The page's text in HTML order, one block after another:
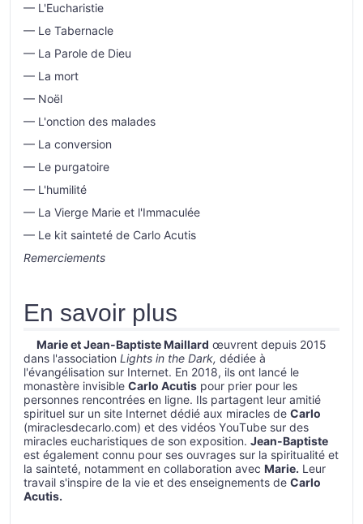
— L'Eucharistie
— Le Tabernacle
— La Parole de Dieu
— La mort
— Noël
— L'onction des malades
— La conversion
— Le purgatoire
— L'humilité
— La Vierge Marie et l'Immaculée
— Le kit sainteté de Carlo Acutis
Remerciements
En savoir plus
Marie et Jean-Baptiste Maillard œuvrent depuis 2015
dans l'association Lights in the Dark, dédiée à
l'évangélisation sur Internet. En 2018, ils ont lancé le
monastère invisible Carlo Acutis pour prier pour les
personnes rencontrées en ligne. Ils partagent leur amitié
spirituel sur un site Internet dédié aux miracles de Carlo
(miraclesdecarlo.com) et des vidéos YouTube sur des
miracles eucharistiques de son exposition. Jean-Baptiste
est également connu pour ses ouvrages sur la spiritualité et
la sainteté, notamment en collaboration avec Marie. Leur
travail s'inspire de la vie et des enseignements de Carlo
Acutis.